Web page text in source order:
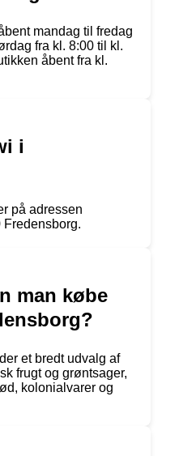
mandag til fredag
fra kl. 8:00 til kl.
åbent fra kl.
i
på adressen
man købe
et bredt udvalg af
frugt og grøntsager,
kolonialvarer og